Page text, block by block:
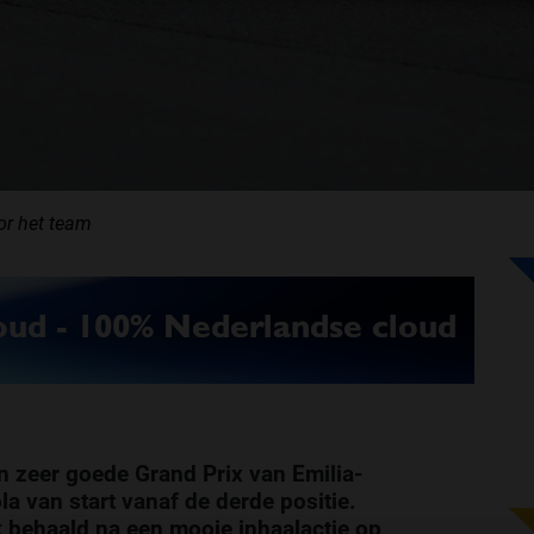
het team
zeer goede Grand Prix van Emilia-
van start vanaf de derde positie.
na een mooie inhaalactie op